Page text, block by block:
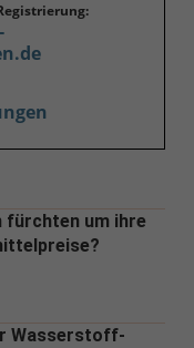
fürchten um ihre
Wasserstoff-